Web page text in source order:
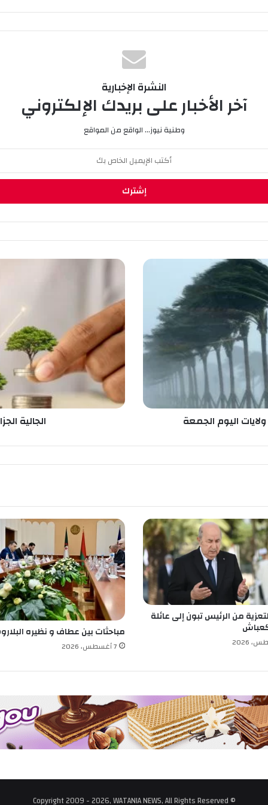
النشرة الإخبارية
آخر الأخبار على بريدك الإلكتروني
وطنية نيوز... الواقع من المواقع
اليوم الجمعة
ا
ا
ل
ي
ة
ل
ج
ا
ب
خ
ر
ج
م
د
ع
ل
ل
إ
ت
م
ا
ر
الجالية
من الرئيس تبون إلى عائلة
مباحثات بين عطاف و نظيره
7 أغسطس، 2026
© Copyright 2009 - 2026, WATANIA NEWS, All Rights Reserved